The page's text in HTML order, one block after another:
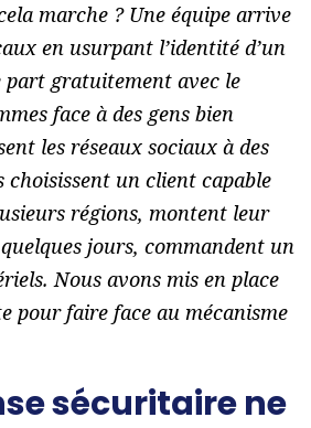
marche ? Une équipe arrive
en usurpant l’identité d’un
part gratuitement avec le
face à des gens bien
les réseaux sociaux à des
un client capable
régions, montent leur
jours, commandent un
Nous avons mis en place
pour faire face au mécanisme
sécuritaire ne